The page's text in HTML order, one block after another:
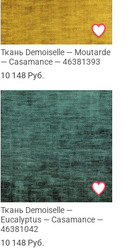
Ткань Demoiselle — Moutarde
— Casamance — 46381393
10 148 Руб.
Ткань Demoiselle —
Eucalyptus — Casamance —
46381042
10 148 Руб.